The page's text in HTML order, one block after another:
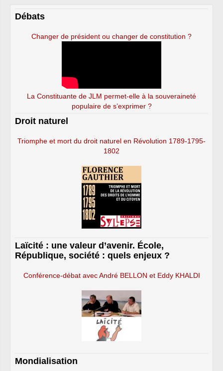
Débats
Changer de président ou changer de constitution ?
La Constituante de JLM permet-elle à la souveraineté
populaire de s’exprimer ?
Droit naturel
Triomphe et mort du droit naturel en Révolution 1789-1795-
1802
Laïcité : une valeur d’avenir. École,
République, société : quels enjeux ?
Conférence-débat avec André BELLON et Eddy KHALDI
Mondialisation